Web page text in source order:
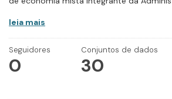
leia mais
Seguidores
0
Conjuntos de dados
30